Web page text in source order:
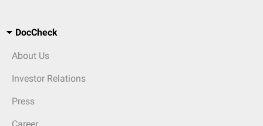
DocCheck
About Us
Investor Relations
Press